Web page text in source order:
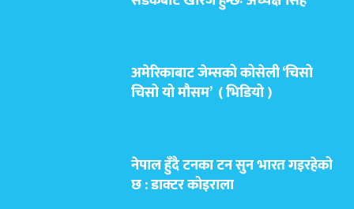
अमेरिकाबाट जेम्सको कोसेली ‘चिसो
चिसो यो मौसम’ ( भिडियो )
नेपाल हुँदै टनका टन सुन भारत गइरहेको
छ : डाक्टर कोइराला